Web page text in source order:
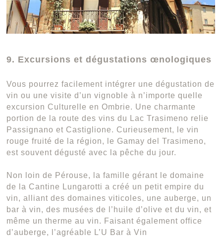
9. Excursions et dégustations œnologiques
Vous pourrez facilement intégrer une dégustation de
vin ou une visite d’un vignoble à n’importe quelle
excursion Culturelle en Ombrie. Une charmante
portion de la route des vins du Lac Trasimeno relie
Passignano et Castiglione. Curieusement, le vin
rouge fruité de la région, le Gamay del Trasimeno,
est souvent dégusté avec la pêche du jour.
Non loin de Pérouse, la famille gérant le domaine
de la Cantine Lungarotti a créé un petit empire du
vin, alliant des domaines viticoles, une auberge, un
bar à vin, des musées de l’huile d’olive et du vin, et
même un therme au vin. Faisant également office
d’auberge, l’agréable L’U Bar à Vin